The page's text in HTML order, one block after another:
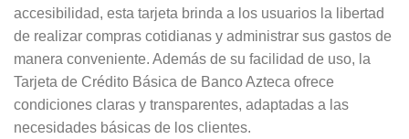
accesibilidad, esta tarjeta brinda a los usuarios la libertad
de realizar compras cotidianas y administrar sus gastos de
manera conveniente. Además de su facilidad de uso, la
Tarjeta de Crédito Básica de Banco Azteca ofrece
condiciones claras y transparentes, adaptadas a las
necesidades básicas de los clientes.